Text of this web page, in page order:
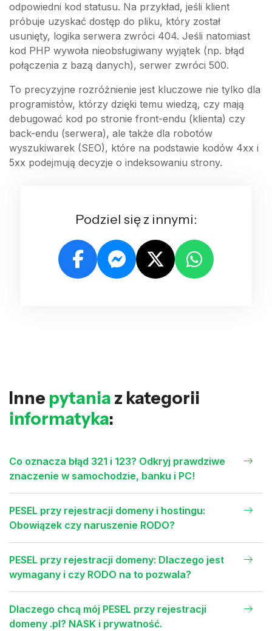
odpowiedni kod statusu. Na przykład, jeśli klient
próbuje uzyskać dostęp do pliku, który został
usunięty, logika serwera zwróci 404. Jeśli natomiast
kod PHP wywoła nieobsługiwany wyjątek (np. błąd
połączenia z bazą danych), serwer zwróci 500.
To precyzyjne rozróżnienie jest kluczowe nie tylko dla
programistów, którzy dzięki temu wiedzą, czy mają
debugować kod po stronie front-endu (klienta) czy
back-endu (serwera), ale także dla robotów
wyszukiwarek (SEO), które na podstawie kodów 4xx i
5xx podejmują decyzje o indeksowaniu strony.
Podziel się z innymi:
Inne pytania z kategorii
informatyka:
Co oznacza błąd 321 i 123? Odkryj prawdziwe
znaczenie w samochodzie, banku i PC!
PESEL przy rejestracji domeny i hostingu:
Obowiązek czy naruszenie RODO?
PESEL przy rejestracji domeny: Dlaczego jest
wymagany i czy RODO na to pozwala?
Dlaczego chcą mój PESEL przy rejestracji
domeny .pl? NASK i prywatność.